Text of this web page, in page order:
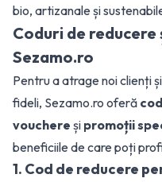
bio, artizanale și
Coduri de reducere
Sezamo.ro
Pentru a atrage noi clienți
fideli, Sezamo.ro oferă
vouchere și promoții
beneficiile de care poți
1. Cod de reducere